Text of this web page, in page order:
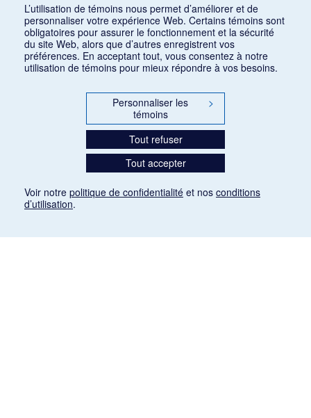
L’utilisation de témoins nous permet d’améliorer et de
personnaliser votre expérience Web. Certains témoins sont
obligatoires pour assurer le fonctionnement et la sécurité
du site Web, alors que d’autres enregistrent vos
préférences. En acceptant tout, vous consentez à notre
utilisation de témoins pour mieux répondre à vos besoins.
Personnaliser les
témoins
>
Tout refuser
Tout accepter
Voir notre politique de confidentialité et nos conditions
d’utilisation.